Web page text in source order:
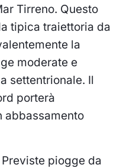
Tirreno. Questo
tipica traiettoria da
la
moderate e
settentrionale. Il
porterà
abbassamento
Previste piogge da